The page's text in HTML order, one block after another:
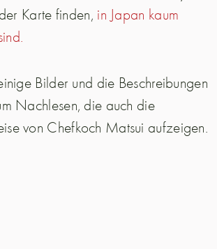
Karte finden, in Japan kaum
Bilder und die Beschreibungen
Nachlesen, die auch die
von Chefkoch Matsui aufzeigen.